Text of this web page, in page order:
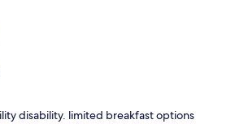
disability. limited breakfast options